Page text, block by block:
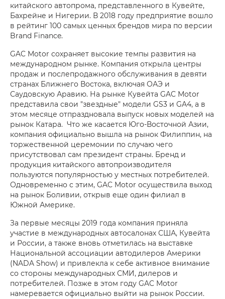
китайского автопрома, представленного в Кувейте,
Бахрейне и Нигерии. В 2018 году предприятие вошло
в рейтинг 100 самых ценных брендов мира по версии
Brand Finance.
GAC Motor сохраняет высокие темпы развития на
международном рынке. Компания открыла центры
продаж и послепродажного обслуживания в девяти
странах Ближнего Востока, включая ОАЭ и
Саудовскую Аравию. На рынке Кувейта GAC Motor
представила свои "звездные" модели GS3 и GA4, а в
этом месяце отпраздновала выпуск новых моделей на
рынок Катара. Что же касается Юго-Восточной Азии,
компания официально вышла на рынок Филиппин, на
торжественной церемонии по случаю чего
присутствовал сам президент страны. Бренд и
продукция китайского автопроизводителя
пользуются популярностью у местных потребителей.
Одновременно с этим, GAC Motor осуществила выход
на рынок Боливии, открыв еще один филиал в
Южной Америке.
За первые месяцы 2019 года компания приняла
участие в международных автосалонах США, Кувейта
и России, а также вновь отметилась на выставке
Национальной ассоциации автодилеров Америки
(NADA Show) и привлекла к себе активное внимание
со стороны международных СМИ, дилеров и
потребителей. Позже в этом году GAC Motor
намеревается официально выйти на рынок России.